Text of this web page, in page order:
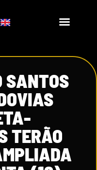
SANTOS
TERÃO